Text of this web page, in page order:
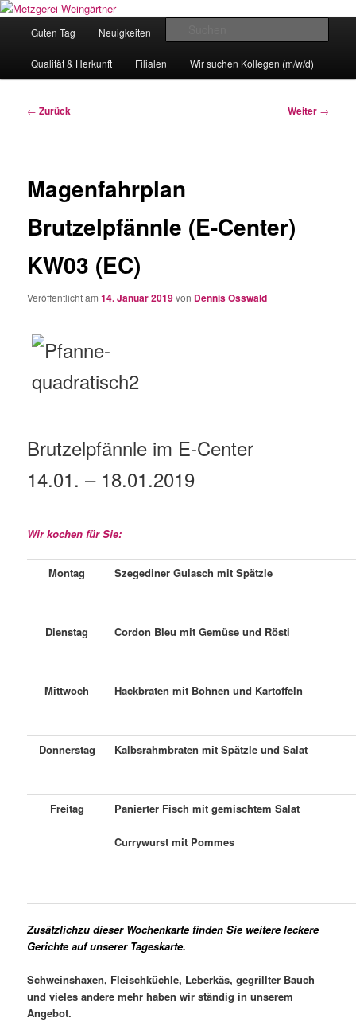
Zum
wechseln
Metzgerei Weingärtner
Eislingens leckere Adresse
Guten Tag Neuigkeiten
Qualität & Herkunft Filialen Wir suchen Kollegen (m/w/d)
Beitragsnavigation
← Zurück Weiter →
Magenfahrplan
Brutzelpfännle (E-Center)
KW03 (EC)
Veröffentlicht am14. Januar 2019von Dennis Osswald
Brutzelpfännle im E-Center
14.01. – 18.01.2019
Wir kochen für Sie:
Montag Szegediner Gulasch mit Spätzle
Dienstag Cordon Bleu mit Gemüse und Rösti
Mittwoch Hackbraten mit Bohnen und Kartoffeln
Donnerstag Kalbsrahmbraten mit Spätzle und Salat
Freitag Panierter Fisch mit gemischtem Salat
Currywurst mit Pommes
Zusätzlichzu dieser Wochenkarte finden Sie weitere leckere
Gerichte auf unserer Tageskarte.
Schweinshaxen, Fleischküchle, Leberkäs,gegrillter Bauch
und vielesandere mehr haben wir ständig inunserem
Angebot.